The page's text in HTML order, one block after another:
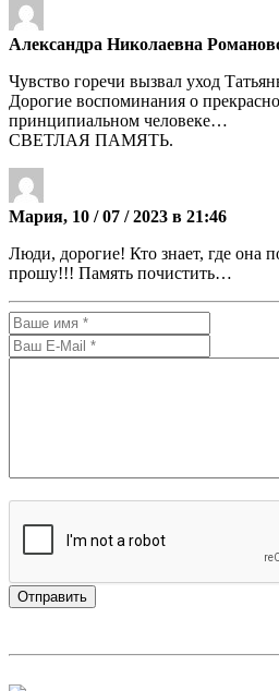
Александра Николаевна
Чувство горечи вызвал уход
Дорогие воспоминания о
принципиальном человеке…
СВЕТЛАЯ ПАМЯТЬ.
Мария, 10 / 07 / 2023 в 21:46
Люди, дорогие! Кто знает, где она
прошу!!! Память почистить…